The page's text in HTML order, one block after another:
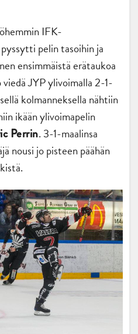
IFK-
pyssytti pelin tasoihin ja
ensimmäistä erätaukoa
viedä JYP ylivoimalla 2-1-
kolmanneksella nähtiin
ikään ylivoimapelin
Perrin. 3-1-maalinsa
nousi jo pisteen päähän